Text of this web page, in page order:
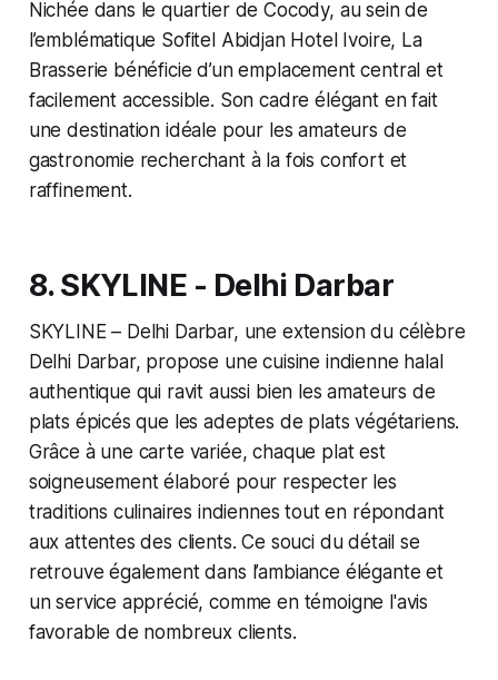
Nichée dans le quartier de Cocody, au sein de
l’emblématique Sofitel Abidjan Hotel Ivoire, La
Brasserie bénéficie d’un emplacement central et
facilement accessible. Son cadre élégant en fait
une destination idéale pour les amateurs de
gastronomie recherchant à la fois confort et
raffinement.
8. SKYLINE - Delhi Darbar
SKYLINE – Delhi Darbar, une extension du célèbre
Delhi Darbar, propose une cuisine indienne halal
authentique qui ravit aussi bien les amateurs de
plats épicés que les adeptes de plats végétariens.
Grâce à une carte variée, chaque plat est
soigneusement élaboré pour respecter les
traditions culinaires indiennes tout en répondant
aux attentes des clients. Ce souci du détail se
retrouve également dans l’ambiance élégante et
un service apprécié, comme en témoigne l'avis
favorable de nombreux clients.